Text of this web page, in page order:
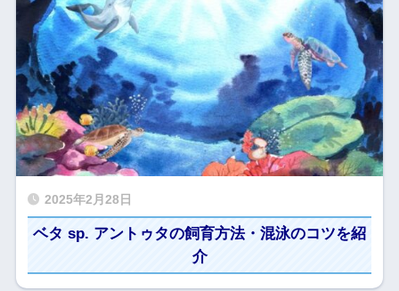
2025年2月28日
ベタ sp. アントゥタの飼育方法・混泳のコツを紹
介